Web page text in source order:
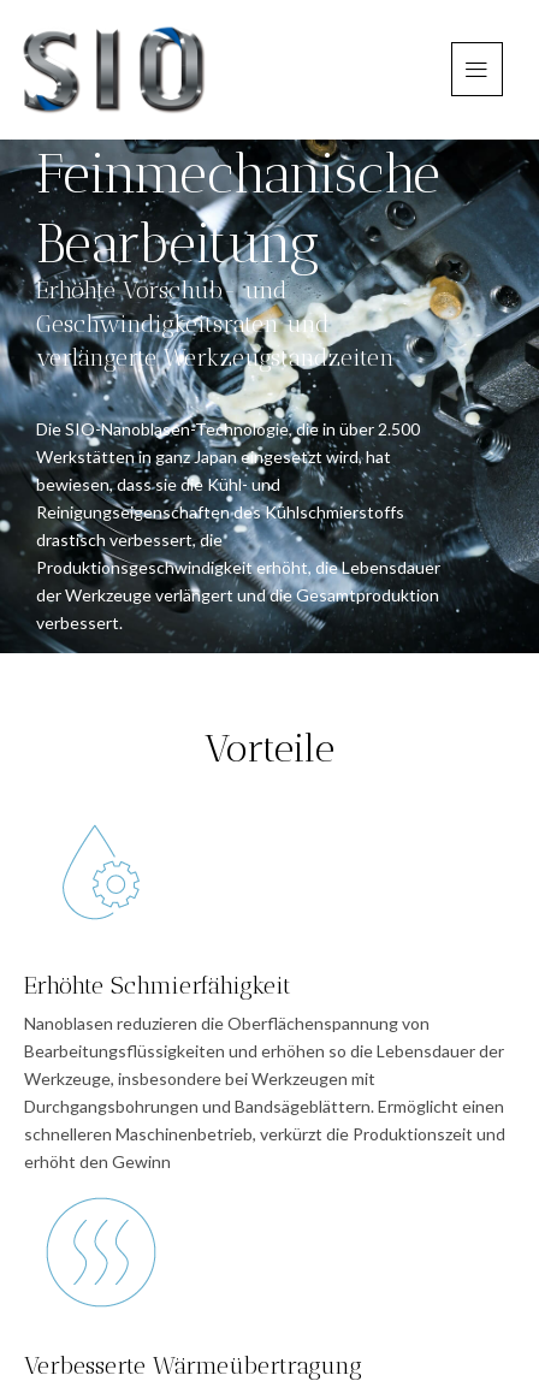
Feinmechanische
Bearbeitung
Erhöhte Vorschub- und
Geschwindigkeitsraten und
verlängerte Werkzeugstandzeiten
Die SIO-Nanoblasen-Technologie, die in über 2.500
Werkstätten in ganz Japan eingesetzt wird, hat
bewiesen, dass sie die Kühl- und
Reinigungseigenschaften des Kühlschmierstoffs
drastisch verbessert, die
Produktionsgeschwindigkeit erhöht, die Lebensdauer
der Werkzeuge verlängert und die Gesamtproduktion
verbessert.
Vorteile
Erhöhte Schmierfähigkeit
Nanoblasen reduzieren die Oberflächenspannung von
Bearbeitungsflüssigkeiten und erhöhen so die Lebensdauer der
Werkzeuge, insbesondere bei Werkzeugen mit
Durchgangsbohrungen und Bandsägeblättern. Ermöglicht einen
schnelleren Maschinenbetrieb, verkürzt die Produktionszeit und
erhöht den Gewinn
Verbesserte Wärmeübertragung